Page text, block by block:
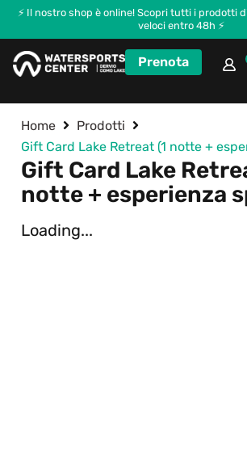
⚡ Il nostro shop è online! Scopri tutti i prodotti
veloci entro 48h ⚡
Prenota
Home
Prodotti
Gift Card Lake Retreat (1 notte +
Gift Card Lake
notte + esperienza
Loading...